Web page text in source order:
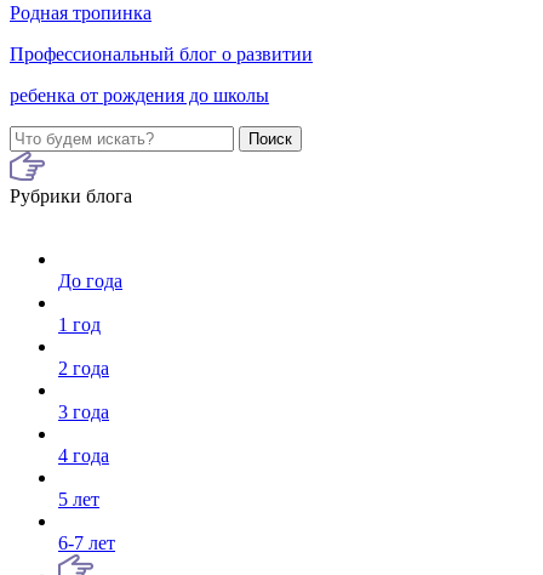
Родная тропинка
Профессиональный блог о развитии
ребенка от рождения до школы
Поиск
Рубрики блога
До года
1 год
2 года
3 года
4 года
5 лет
6-7 лет